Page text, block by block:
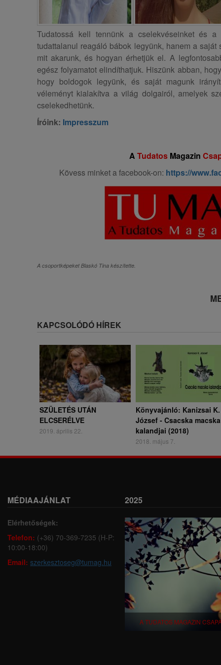
Tudatossá kell tennünk a cselekvéseinket és
tudattalanul reagáló bábok legyünk, hanem a saját
mit akarunk, és hogyan érhetjük el. A
egész folyamatot elindíthatjuk. Hiszünk abban,
hogy boldogok legyünk, és saját magunk
véleményt kialakítva a világ dolgairól, amelyek
cselekedhetünk.
Íróink: Impresszum
A TudatosMagazin
Kövess minket a facebook-on: https://
A csoportképeket Blaskó Tina készítette.
KAPCSOLÓDÓ HÍREK
SZÜLETÉS UTÁN
ELCSERÉLVE
2019. április 22.
Könyvajánló: Kanizsai K.
József - Csacska macska
kalandjai (2018)
2018. május 7.
MÉDIAAJÁNLAT
Elérhetőségek:
Telefon: (+36) 70-369-7235 (H-P:
10:00-18:00)
Email: szerkesztoseg@tumag.hu
2025
A TUDATOS MAGAZIN